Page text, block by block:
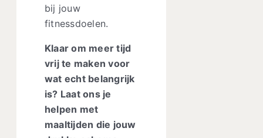
bij jouw
fitnessdoelen.
Klaar om meer tijd
vrij te maken voor
wat echt belangrijk
is? Laat ons je
helpen met
maaltijden die jouw